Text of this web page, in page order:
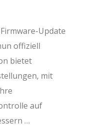
Update
offiziell
bietet
mit
auf
…